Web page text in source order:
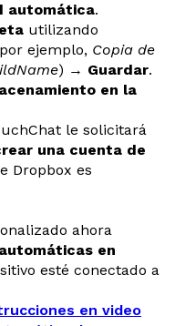
automática.
utilizando
ejemplo, Copia de
) → Guardar.
en la
le solicitará
una cuenta de
Dropbox es
ahora
en
esté conectado a
en video